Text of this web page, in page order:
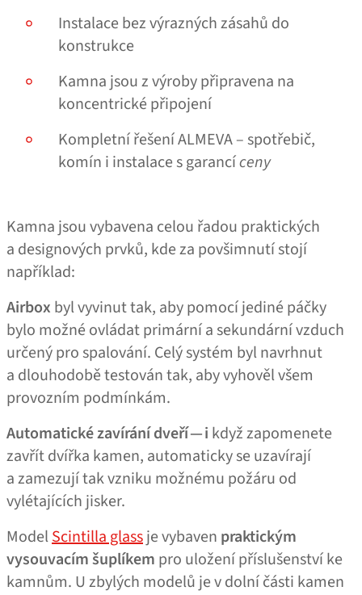
Instalace bez výrazných zásahů do
konstrukce
Kamna jsou z výroby připravena na
koncentrické připojení
Kompletní řešení ALMEVA – spotřebič,
komín i instalace s garancíceny
Kamna jsou vybavena celou řadou praktických
a designových prvků, kde za povšimnutí stojí
například:
Airbox byl vyvinut tak, aby pomocí jediné páčky
bylo možné ovládat primární a sekundární vzduch
určený pro spalování. Celý systém byl navrhnut
a dlouhodobě testován tak, aby vyhověl všem
provozním podmínkám.
Automatické zavírání dveří — i když zapomenete
zavřít dvířka kamen, automaticky se uzavírají
a zamezují tak vzniku možnému požáru od
vylétajících jisker.
ModelScintilla glassje vybaven praktickým
vysouvacím šuplíkem pro uložení příslušenství ke
kamnům. U zbylých modelů je v dolní části kamen